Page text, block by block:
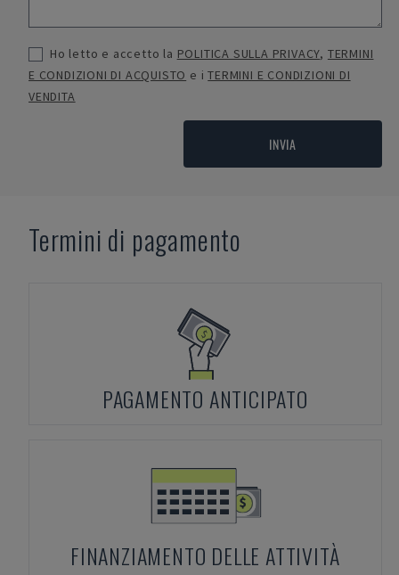
Ho letto e accetto la POLITICA SULLA PRIVACY, TERMINI
E CONDIZIONI DI ACQUISTO e iTERMINI E CONDIZIONI DI
VENDITA
INVIA
Termini di pagamento
PAGAMENTO ANTICIPATO
FINANZIAMENTO DELLE ATTIVITÀ